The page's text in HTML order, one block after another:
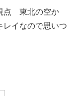
点 東北の空か
イなので思いつ